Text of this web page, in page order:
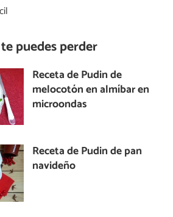
puedes perder
Receta de Pudin de
melocotón en almíbar en
microondas
Receta de Pudin de pan
navideño